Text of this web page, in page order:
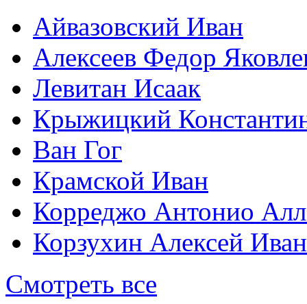
Айвазовский Иван
Алексеев Федор
Левитан Исаак
Крыжицкий
Ван Гог
Крамской Иван
Корреджо Антонио
Корзухин Алексей
Смотреть все